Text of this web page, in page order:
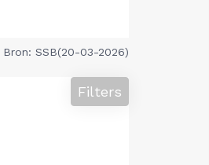
Bron: SSB(20-03-2026)
Filters